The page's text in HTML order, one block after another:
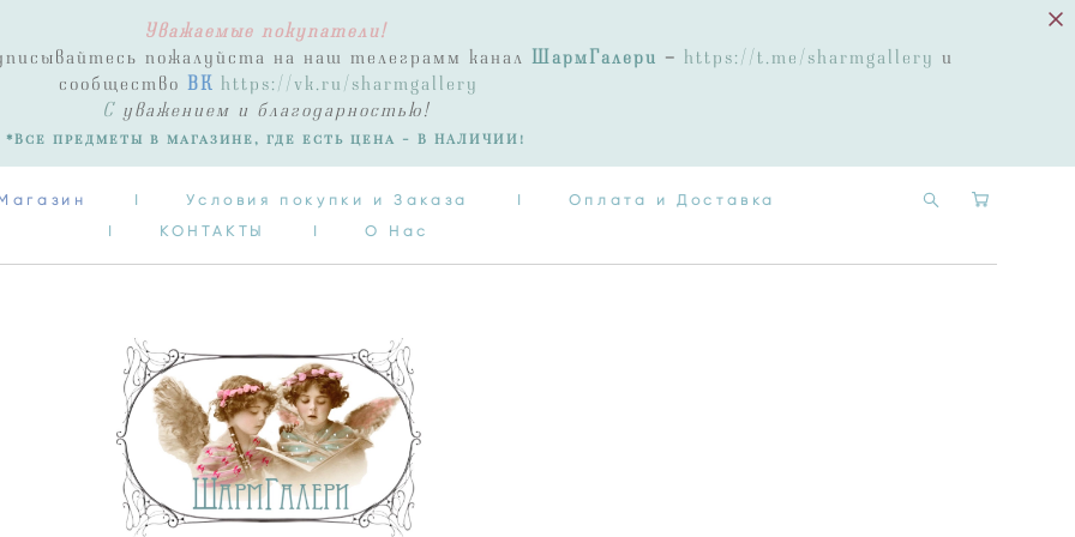
Уважаемые покупатели!
пожалуйста на наш телеграмм канал ШармГалери - https://t.me/sharmgallery и
сообщество ВК https://vk.ru/sharmgallery
Суважением и благодарностью!
*Все предметы в магазине, где есть цена - В НАЛИЧИИ!
I Условия покупки и Заказа I
Оплата и Доставка
I
КОНТАКТЫ I О Нас
Условия покупки и Заказа
I
КОНТАКТЫ I О Нас